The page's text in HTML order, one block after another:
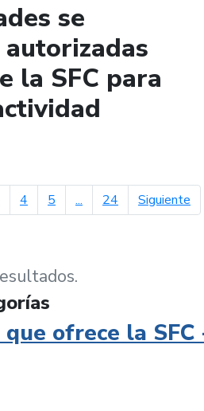
se
la SFC para
4 5 ... 24 Siguiente
ofrece la SFC